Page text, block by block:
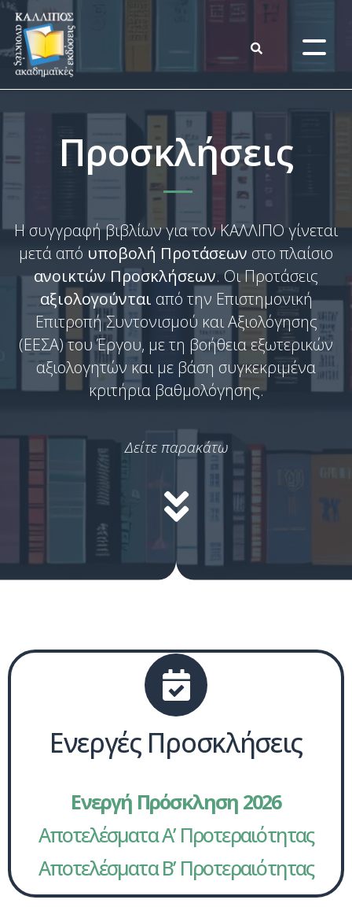
Προσκλήσεις
Η συγγραφή βιβλίων για τον ΚΑΛΛΙΠΟ γίνεται
μετά από υποβολή Προτάσεων στο πλαίσιο
ανοικτών Προσκλήσεων. Οι Προτάσεις
αξιολογούνται από την Επιστημονική
Επιτροπή Συντονισμού και Αξιολόγησης
(ΕΕΣΑ) του Έργου, με τη βοήθεια εξωτερικών
αξιολογητών και με βάση συγκεκριμένα
κριτήρια βαθμολόγησης.
Δείτε παρακάτω
Ενεργές Προσκλήσεις
Ενεργή Πρόσκληση 2026
Αποτελέσματα Α’ Προτεραιότητας
Αποτελέσματα Β’ Προτεραιότητας